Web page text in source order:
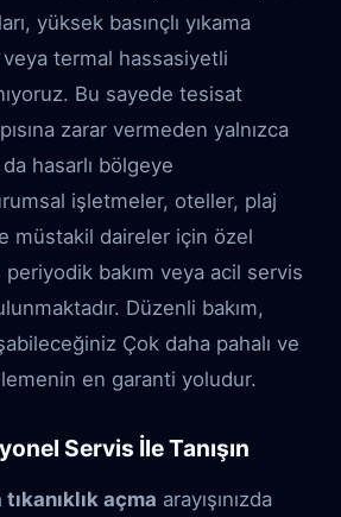
yüksek basınçlı yıkama
termal hassasiyetli
Bu sayede tesisat
zarar vermeden yalnızca
da hasarlı bölgeye
işletmeler, oteller, plaj
müstakil daireler için özel
bakım veya acil servis
Düzenli bakım,
Çok daha pahalı ve
en garanti yoludur.
Servis İle Tanışın
açma arayışınızda